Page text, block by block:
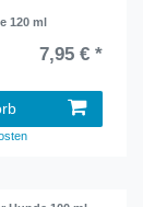
120 ml
7,95 € *